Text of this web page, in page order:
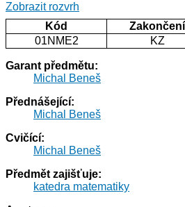
Zobrazit rozvrh
Kód
Zakončení
01NME2
KZ
Garant předmětu:
Michal Beneš
Přednášející:
Michal Beneš
Cvičící:
Michal Beneš
Předmět zajišťuje:
katedra matematiky